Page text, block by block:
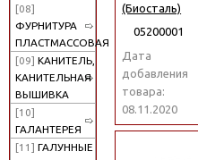
[08]
ФУРНИТУРА
ПЛАСТМАССОВАЯ
[09] КАНИТЕЛЬ,
КАНИТЕЛЬНАЯ
ВЫШИВКА
[10]
ГАЛАНТЕРЕЯ
[11] ГАЛУННЫЕ
(Биосталь)
05200001
Дата
добавления
товара:
08.11.2020